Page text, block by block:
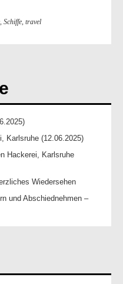
, Schiffe, travel
Karlsruhe (12.06.2025)
Hackerei, Karlsruhe
Wiedersehen
und Abschiednehmen –